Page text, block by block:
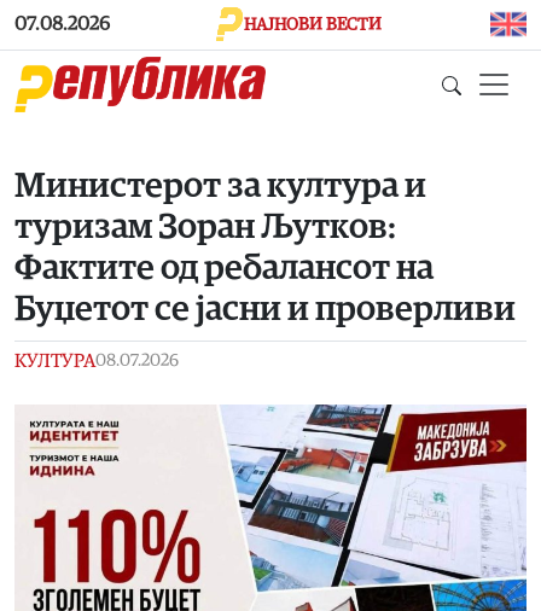
Skip to main content
07.08.2026 НАЈНОВИ ВЕСТИ
Министерот за култура и
туризам Зоран Љутков:
Фактите од ребалансот на
Буџетот се јасни и проверливи
КУЛТУРА08.07.2026